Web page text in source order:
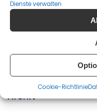
Dienste verwalten
Cookie-Richtlinie
Archiv